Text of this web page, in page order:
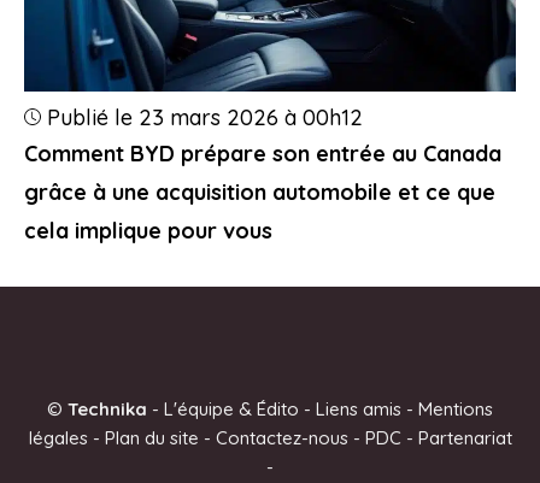
Comment BYD prépare son entrée au Canada
grâce à une acquisition automobile et ce que
cela implique pour vous
Publié le 23 mars 2026 à 00h12
© Technika - L'équipe & Édito - Liens amis - Mentions
légales- Plan du site - Contactez-nous- PDC - Partenariat
-